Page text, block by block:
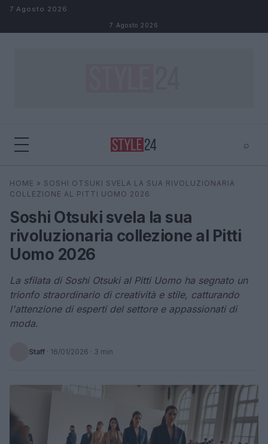
Salta al contenuto
7 Agosto 2026
7 Agosto 2026
⌕
Cerca ⌕
HOME » SOSHI OTSUKI SVELA LA SUA RIVOLUZIONARIA
COLLEZIONE AL PITTI UOMO 2026
Soshi Otsuki svela la sua
rivoluzionaria collezione al Pitti
Uomo 2026
La sfilata di Soshi Otsuki al Pitti Uomo ha segnato un
trionfo straordinario di creatività e stile, catturando
l'attenzione di esperti del settore e appassionati di
moda.
Staff · 16/01/2026 · 3 min